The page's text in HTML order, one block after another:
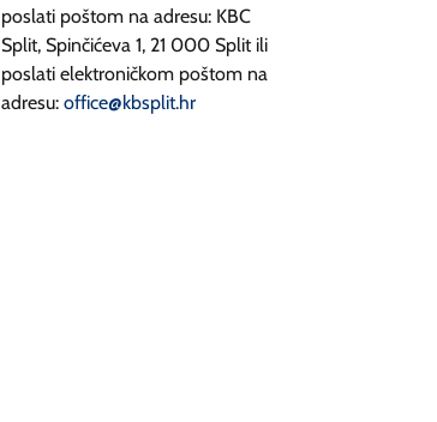
poslati poštom na adresu: KBC
Split, Spinčićeva 1, 21 000 Split ili
poslati elektroničkom poštom na
adresu: office@kbsplit.hr